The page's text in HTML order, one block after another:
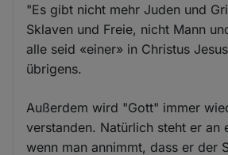
"Es gibt nicht mehr Juden und
Sklaven und Freie, nicht Mann
alle seid «einer» in Christus
übrigens.
Außerdem wird "Gott" immer
verstanden. Natürlich steht er an
wenn man annimmt, dass er der